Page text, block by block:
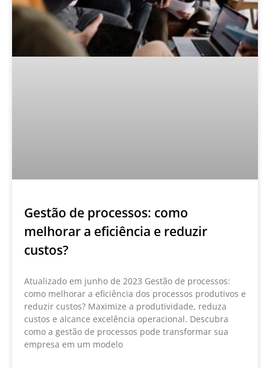
Gestão de processos: como
melhorar a eficiência e reduzir
custos?
Atualizado em junho de 2023 Gestão de processos:
como melhorar a eficiência dos processos produtivos e
reduzir custos? Maximize a produtividade, reduza
custos e alcance excelência operacional. Descubra
como a gestão de processos pode transformar sua
empresa em um modelo